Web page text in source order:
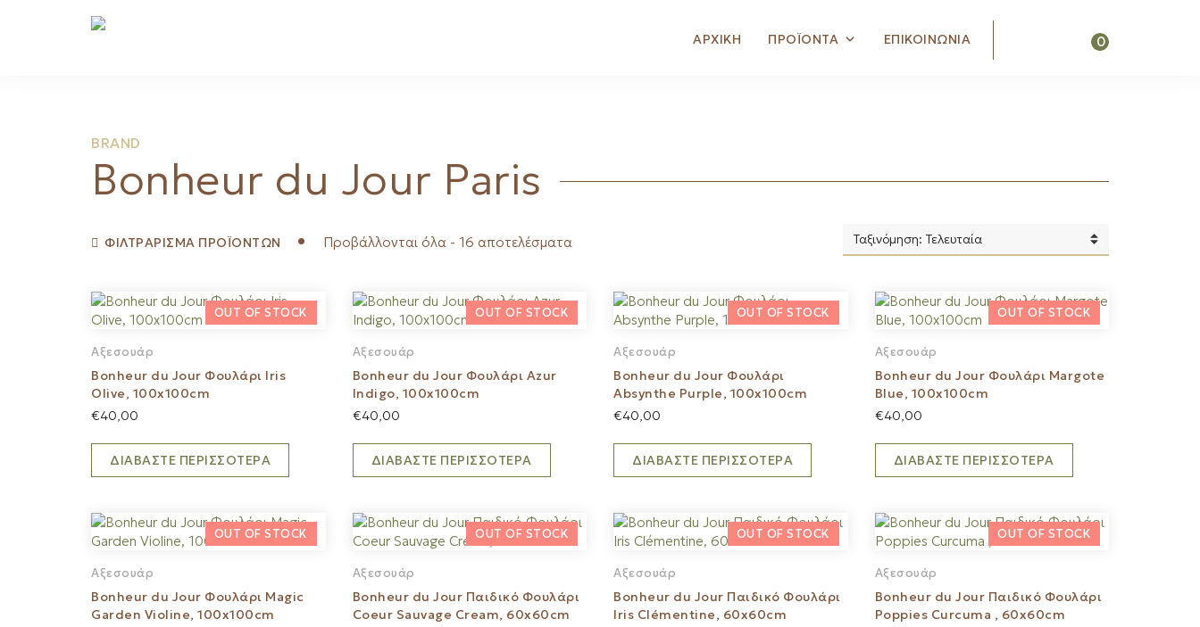
ΑΡΧΙΚΗ ΠΡΟΪΟΝΤΑ ΕΠΙΚΟΙΝΩΝΙΑ
Search
0
Bonheur du Jour Paris
ΦΙΛΤΡΑΡΙΣΜΑ ΠΡΟΪΟΝΤΩΝ Προβάλλονται όλα - 16 αποτελέσματαSorted
Αξεσουάρ
Bonheur du Jour Φουλάρι Iris
Olive, 100x100cm
€40,00
ΔΙΑΒΆΣΤΕ ΠΕΡΙΣΣΌΤΕΡΑ
Αξεσουάρ
Bonheur du Jour Φουλάρι Azur
Indigo, 100x100cm
€40,00
ΔΙΑΒΆΣΤΕ ΠΕΡΙΣΣΌΤΕΡΑ
Αξεσουάρ
Bonheur du Jour Φουλάρι
Absynthe Purple, 100x100cm
€40,00
ΔΙΑΒΆΣΤΕ ΠΕΡΙΣΣΌΤΕΡΑ
Αξεσουάρ
Bonheur du Jour Φουλάρι Margote
Blue, 100x100cm
€40,00
ΔΙΑΒΆΣΤΕ ΠΕΡΙΣΣΌΤΕΡΑ
Αξεσουάρ
Bonheur du Jour Φουλάρι Magic
Garden Violine, 100x100cm
Αξεσουάρ
Bonheur du Jour Παιδικό Φουλάρι
Coeur Sauvage Cream, 60x60cm
Αξεσουάρ
Bonheur du Jour Παιδικό Φουλάρι
Iris Clémentine, 60x60cm
Αξεσουάρ
Bonheur du Jour Παιδικό Φουλάρι
Poppies Curcuma , 60x60cm